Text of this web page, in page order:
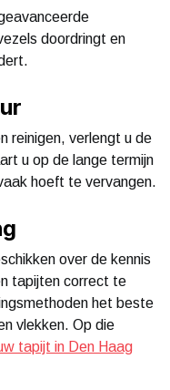
doordringt en
reinigen, verlengt u de
u op de lange termijn
hoeft te vervangen.
over de kennis
tapijten correct te
het beste
vlekken. Op die
tapijt in Den Haag